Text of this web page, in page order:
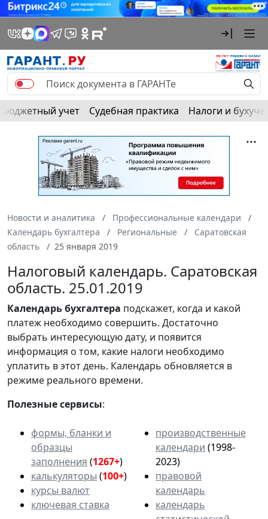
Бюджетный учет Судебная практика Налоги и
Новости и аналитика
Профессиональные календари
Календарь бухгалтера
Региональные
Саратовская
область
25 января 2019
Налоговый календарь. Саратовская
область. 25.01.2019
Календарьбухгалтера подскажет, когда и какой
платеж необходимо совершить. Достаточно
выбрать интересующую дату, и появится
информация о том, какие налоги необходимо
уплатить в этот день. Календарь обновляется в
режиме реального времени.
Полезные сервисы:
формы, бланки и
образцы
заполнения (1267+)
калькуляторы (100+)
курсы валют
ключевая ставка
производственные
календари (1998-
2023)
правовой
календарь
календарь